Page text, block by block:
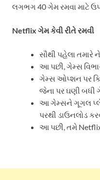
લગભગ 40 ગેમ રમવા માટે
Netflix ગેમ કેવી રીતે રમવી
સૌથી પહેલા
આ પછી, ગેમ્સ
ગેમ્સ ઓપ્શન પર
જેના પર ઘણી બધી
આ ગેમ્સને ગૂગલ પ્લે
પરથી ડાઉનલોડ
આ પછી, તમે